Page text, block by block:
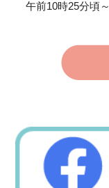
午前10時25分頃～